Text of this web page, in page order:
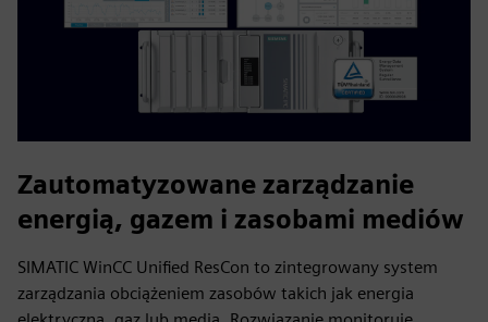
Zautomatyzowane zarządzanie
energią, gazem i zasobami mediów
SIMATIC WinCC Unified ResCon to zintegrowany system
zarządzania obciążeniem zasobów takich jak energia